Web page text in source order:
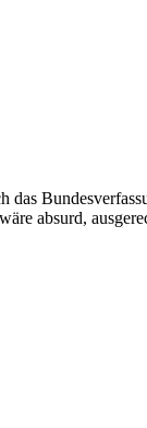
absurd,